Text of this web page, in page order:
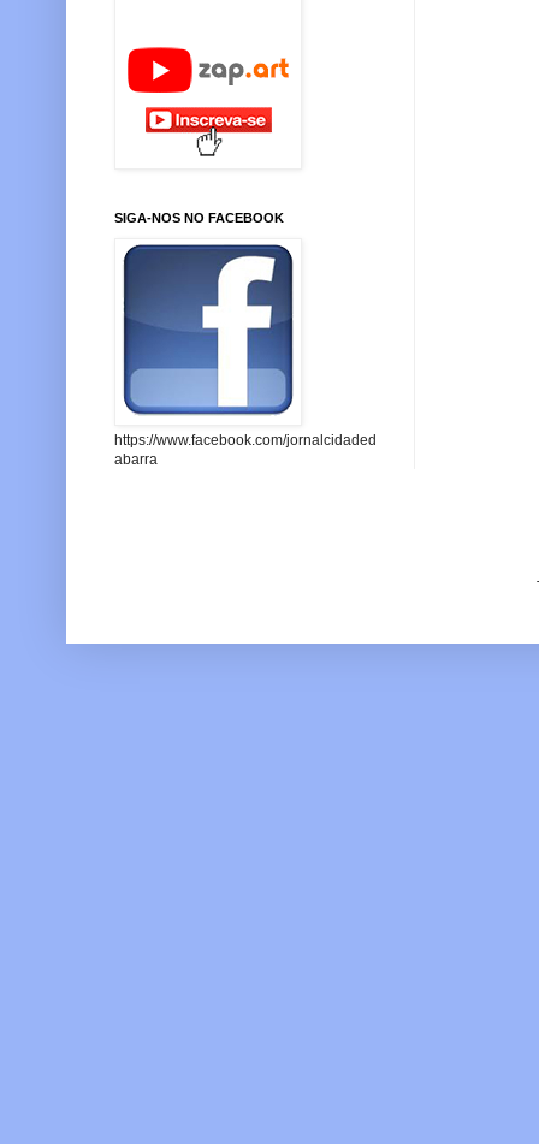
SIGA-NOS NO FACEBOOK
https://www.facebook.com/jornalcidaded
abarra